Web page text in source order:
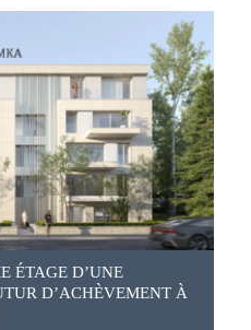
ÉTAGE D’UNE
D’ACHÈVEMENT À